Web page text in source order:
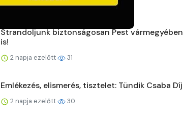
Strandoljunk biztonságosan Pest vármegyében
is!
2 napja ezelőtt 31
Emlékezés, elismerés, tisztelet: Tündik Csaba Díj
2 napja ezelőtt 30